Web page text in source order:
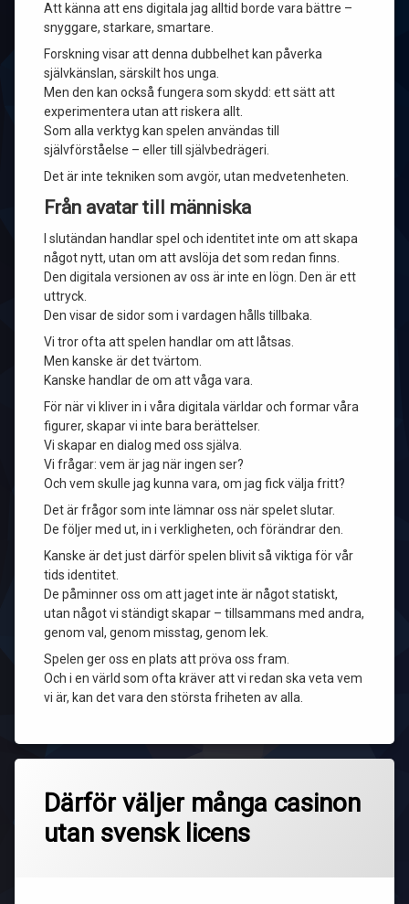
Att känna att ens digitala jag alltid borde vara bättre –
snyggare, starkare, smartare.
Forskning visar att denna dubbelhet kan påverka
självkänslan, särskilt hos unga.
Men den kan också fungera som skydd: ett sätt att
experimentera utan att riskera allt.
Som alla verktyg kan spelen användas till
självförståelse – eller till självbedrägeri.
Det är inte tekniken som avgör, utan medvetenheten.
Från avatar till människa
I slutändan handlar spel och identitet inte om att skapa
något nytt, utan om att avslöja det som redan finns.
Den digitala versionen av oss är inte en lögn. Den är ett
uttryck.
Den visar de sidor som i vardagen hålls tillbaka.
Vi tror ofta att spelen handlar om att låtsas.
Men kanske är det tvärtom.
Kanske handlar de om att våga vara.
För när vi kliver in i våra digitala världar och formar våra
figurer, skapar vi inte bara berättelser.
Vi skapar en dialog med oss själva.
Vi frågar: vem är jag när ingen ser?
Och vem skulle jag kunna vara, om jag fick välja fritt?
Det är frågor som inte lämnar oss när spelet slutar.
De följer med ut, in i verkligheten, och förändrar den.
Kanske är det just därför spelen blivit så viktiga för vår
tids identitet.
De påminner oss om att jaget inte är något statiskt,
utan något vi ständigt skapar – tillsammans med andra,
genom val, genom misstag, genom lek.
Spelen ger oss en plats att pröva oss fram.
Och i en värld som ofta kräver att vi redan ska veta vem
vi är, kan det vara den största friheten av alla.
Därför väljer många casinon
utan svensk licens